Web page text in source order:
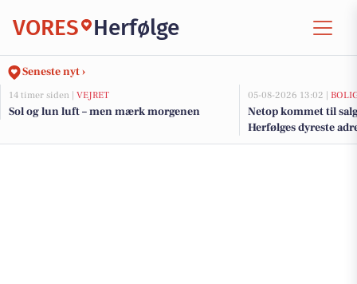
VORES Herfølge
Seneste nyt ›
14 timer siden | VEJRET
Sol og lun luft – men mærk morgenen
05-08-2026 13:02 |
Netop kommet til
Herfølges dyreste